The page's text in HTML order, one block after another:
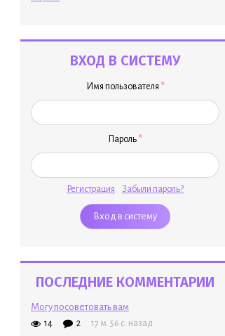
ВХОД В СИСТЕМУ
Имя пользователя *
Пароль *
Регистрация Забыли пароль?
ПОСЛЕДНИЕ КОММЕНТАРИИ
Могу посоветовать вам
14 2 17 м. 56 с. назад